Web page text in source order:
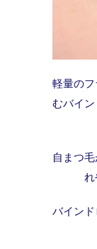
軽量の
むバイ
自まつ
バイン